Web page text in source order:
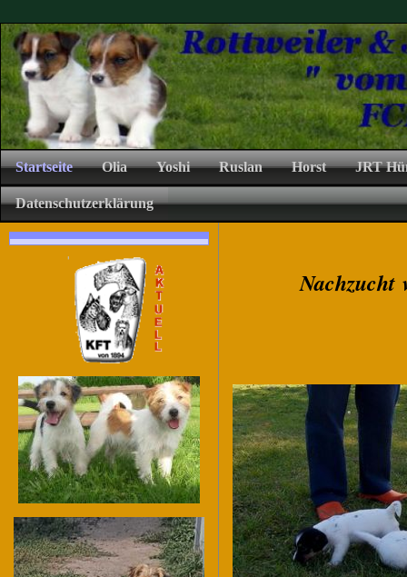
Startseite Olia Yoshi Ruslan Horst JRT
Datenschutzerklärung
Nachzucht